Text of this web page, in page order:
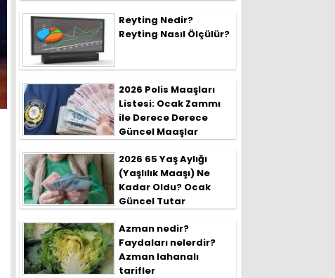
Reyting Nedir?
Reyting Nasıl Ölçülür?
2026 Polis Maaşları
Listesi: Ocak Zammı
ile Derece Derece
Güncel Maaşlar
2026 65 Yaş Aylığı
(Yaşlılık Maaşı) Ne
Kadar Oldu? Ocak
Güncel Tutar
Azman nedir?
Faydaları nelerdir?
Azman lahanalı
tarifler